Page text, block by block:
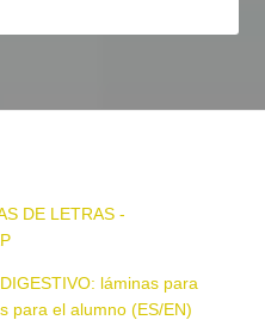
DE LETRAS -
láminas para
para el alumno (ES/EN)